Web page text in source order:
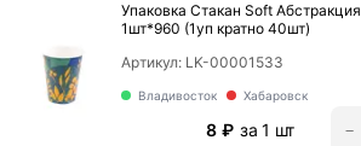
Упаковка Стакан Soft
1шт*960 (1уп кратно 40шт)
Владивосток Хабаровск
Артикул: LK-00001533
‍8‍ ₽ за 1 шт −